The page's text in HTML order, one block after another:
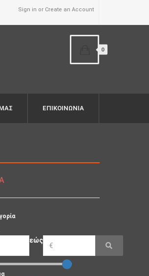
Sign in or Create an Account
0
ΕΠΙΚΟΙΝΩΝΙΑ
εώς